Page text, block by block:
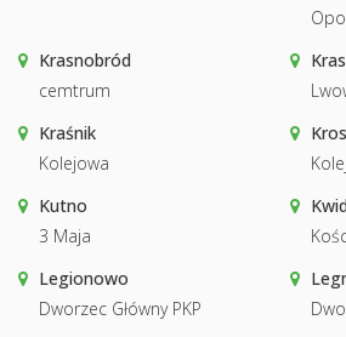
Krasnobród
cemtrum
Kraśnik
Kolejowa
Kutno
3 Maja
Legionowo
Dworzec Główny PKP